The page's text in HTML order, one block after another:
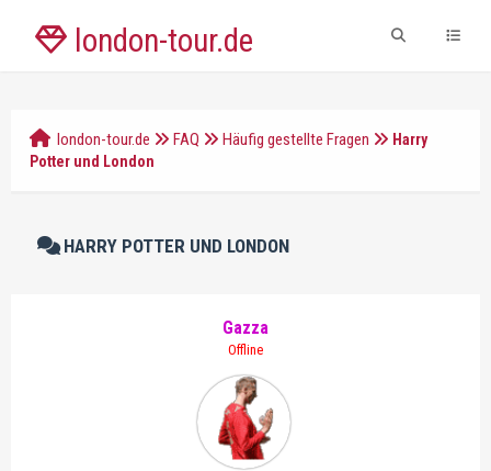
london-tour.de
london-tour.de FAQ Häufig gestellte Fragen
Harry
Potter und London
HARRY POTTER UND LONDON
Gazza
Offline